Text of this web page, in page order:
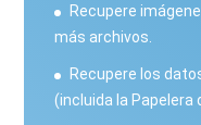
Recupere
más archivos.
Recupere los
(incluida la Papelera